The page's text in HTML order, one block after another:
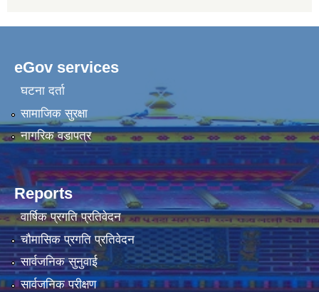
eGov services
घटना दर्ता
सामाजिक सुरक्षा
नागरिक वडापत्र
Reports
वार्षिक प्रगति प्रतिवेदन
चौमासिक प्रगति प्रतिवेदन
सार्वजनिक सुनुवाई
सार्वजनिक परीक्षण